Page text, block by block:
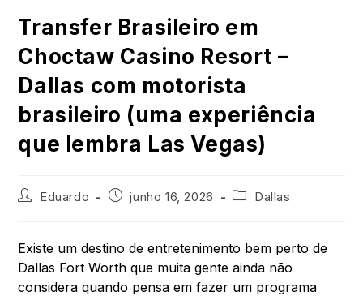
Transfer Brasileiro em
Choctaw Casino Resort –
Dallas com motorista
brasileiro (uma experiência
que lembra Las Vegas)
Eduardo junho 16, 2026 Dallas
Existe um destino de entretenimento bem perto de
Dallas Fort Worth que muita gente ainda não
considera quando pensa em fazer um programa